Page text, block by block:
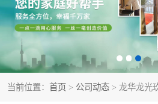
当前位置： 首页 > 公司动态 > 龙华龙光
家庭保姆